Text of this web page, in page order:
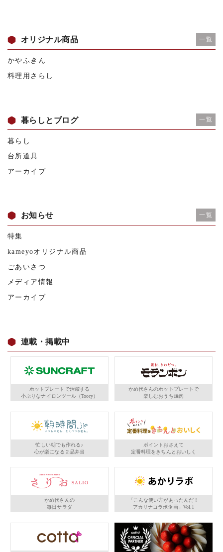
オリジナル商品 一覧
かやふきん
料理用さらし
暮らしとブログ 一覧
暮らし
台所道具
アーカイブ
お知らせ 一覧
特集
kameyoオリジナル商品
ごあいさつ
メディア情報
アーカイブ
連載・掲載中
ホットプレートで活躍する
小ぶりなナイロンツール（Toory）
かめ代さんのホットプレートで
楽しむおうち焼肉
忙しい朝でも作れる♪
心が楽になる２品弁当
ポイントおさえて
定番料理をきちんとおいしく
かめ代さんの
毎日サラダ
「こんな使い方があったんだ！
アカリナコラボ企画」Vol.1